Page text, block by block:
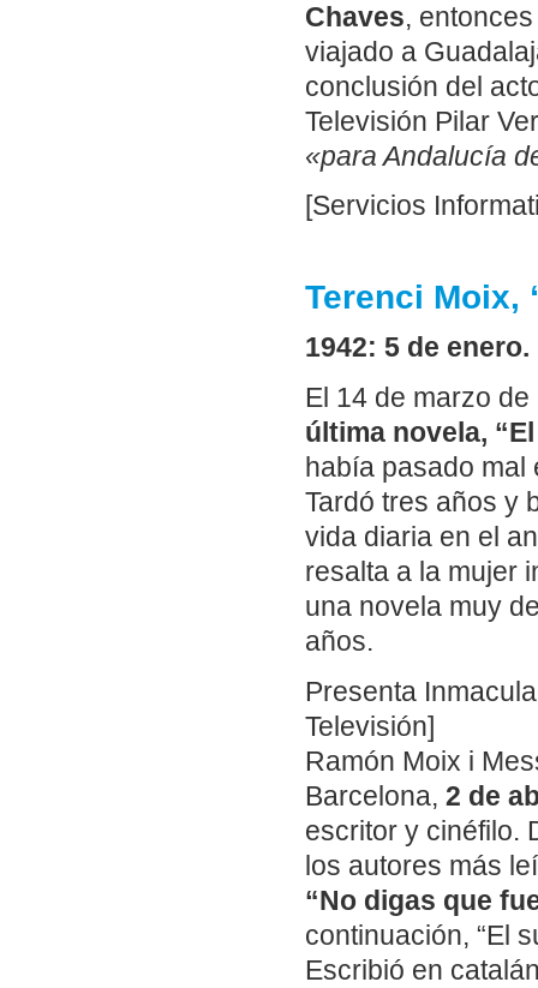
Chaves,
viajado a
conclusión del
Televisión Pilar
«para Andalucía
[Servicios
Terenci Moix,
1942: 5 de
El 14 de marzo
última novela,
había pasado
Tardó tres años y
vida diaria en el
resalta a la mujer
una novela muy
años.
Presenta
Televisión]
Ramón Moix i
Barcelona, 2 de
escritor y cinéfilo.
los autores más
“No digas que
continuación, “El
Escribió en